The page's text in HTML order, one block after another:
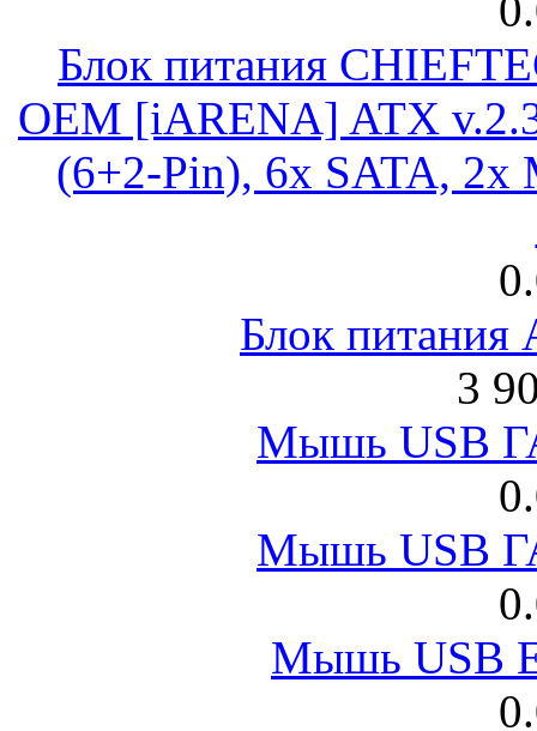
Блок питания
OEM [iARENA] ATX
(6+2-Pin), 6x SATA, 2x
Блок питания
3
Мышь USB
Мышь USB
Мышь USB